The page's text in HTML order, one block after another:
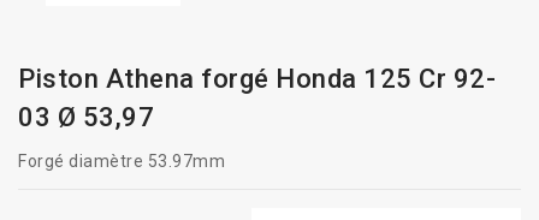
Piston Athena forgé Honda 125 Cr 92-
03 Ø 53,97
Forgé diamètre 53.97mm